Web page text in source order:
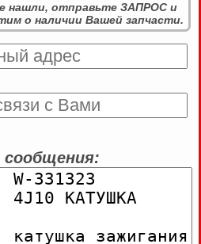
нашли, отправьте ЗАПРОС и
о наличии Вашей запчасти.
сообщения: